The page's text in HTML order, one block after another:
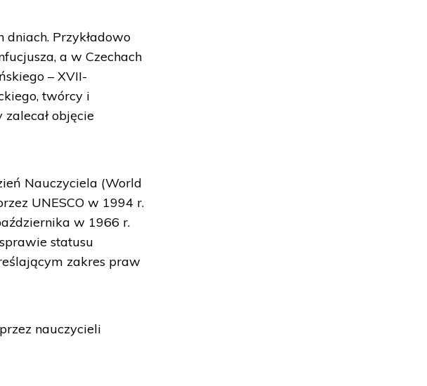
Przykładowo
a w Czechach
– XVII-
twórcy i
objęcie
Nauczyciela (World
UNESCO w 1994 r.
w 1966 r.
statusu
zakres praw
nauczycieli